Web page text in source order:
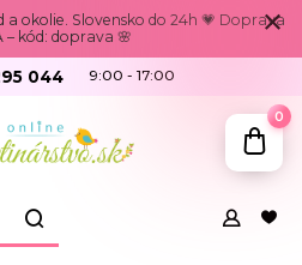
a okolie. Slovensko do 24h 💗 Doprava
– kód: doprava 🌸
044 9:00 - 17:00
0